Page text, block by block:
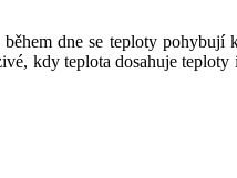
dne se teploty
kdy teplota dosahuje